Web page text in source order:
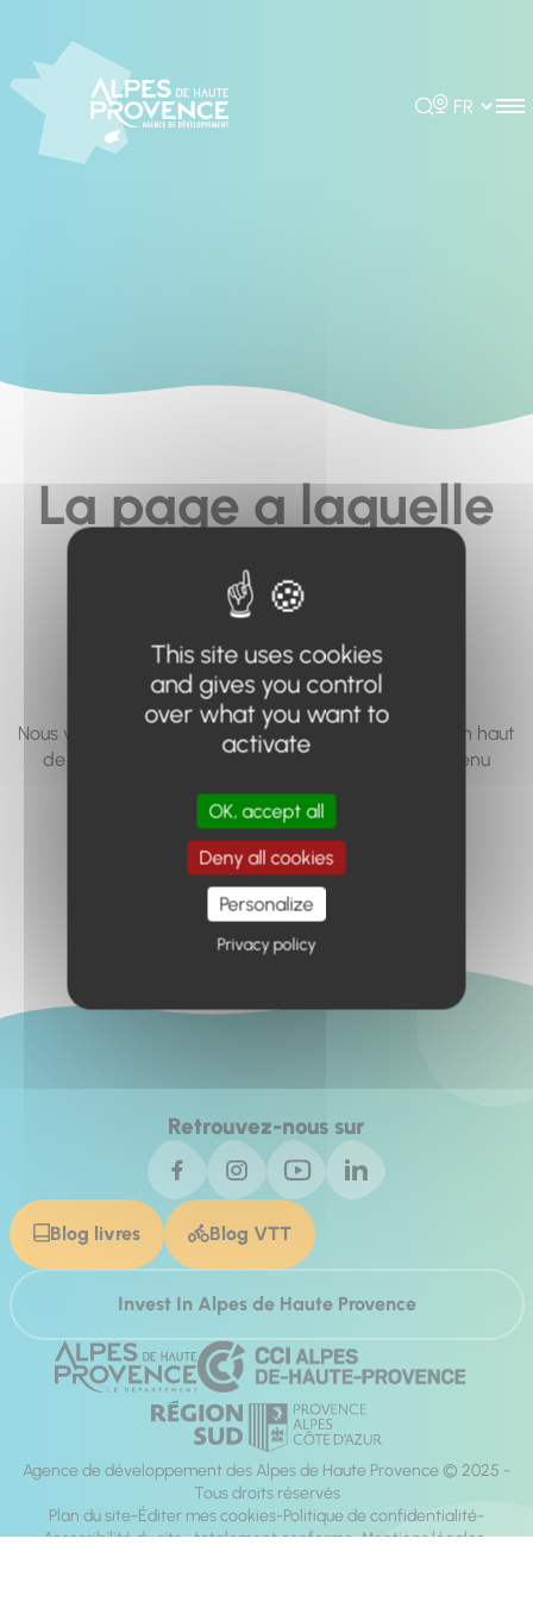
Rechercher
Choisir la
La page a laquelle
vous cherchez à
accéder n'existe
pas... ou plus.
Nous vous invitons à utiliser le moteur de recherche en haut
de page, ou à utiliser le menu pour trouver le contenu
Retour à l'accueil
Retrouvez-nous sur
Blog livres Blog VTT
Invest In Alpes de Haute Provence
Agence de développement des Alpes de Haute Provence © 2025 -
Tous droits réservés
Plan du site Éditer mes cookies Politique de confidentialité
Accessibilité du site : totalement conforme Mentions légales
This site uses cookies
and gives you control
over what you want to
activate
OK, accept all
Deny all cookies
Personalize
Privacy policy